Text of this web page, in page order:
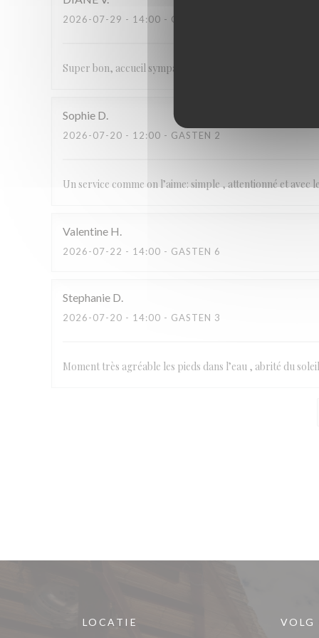
2026-07-29 - 14:00 - GASTEN 4
Super bon, accueil sympa service rapide.
Sophie D
2026-07-20 - 12:00 - GASTEN 2
Un service comme on l’aime: simple , attentionné et
Valentine H
2026-07-22 - 14:00 - GASTEN 6
Stephanie D
2026-07-20 - 14:00 - GASTEN 3
Moment très agréable les pieds dans l’eau , abrité du
LOCATIE VOLG